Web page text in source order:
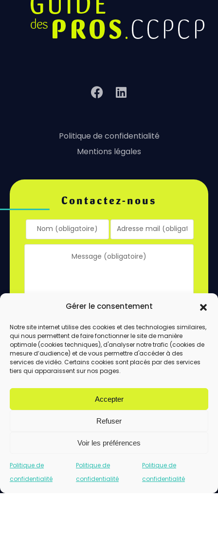
Gérer le consentement
Notre site internet utilise des cookies et des technologies similaires,
qui nous permettent de faire fonctionner le site de manière
optimale (cookies techniques), d'analyser notre trafic (cookies de
mesure d’audience) et de vous permettre d'accéder à des
services de vidéo. Certains cookies sont placés par des services
tiers qui apparaissent sur nos pages.
Accepter
Refuser
Voir les préférences
Politique de
confidentialité
Politique de
confidentialité
Politique de
confidentialité
Politique de confidentialité
Mentions légales
Contactez-nous
En utilisant ce formulaire, vous acceptez le
stockage et le traitement de vos données
par ce site.